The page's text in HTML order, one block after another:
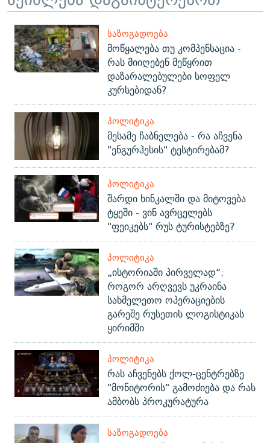
ᲡᲐᲖᲝᲒᲐᲓᲝᲔᲑᲐ
მოწყალება თუ კომპენსაცია -
რას მიიღებენ მეწყრით
დაზარალებულები სოფელ
კურსებიდან?
ᲞᲝᲚᲘᲢᲘᲙᲐ
მესამე ჩაბნელება - რა აჩვენა
"ენგურჰესის" ტესტირებამ?
ᲞᲝᲚᲘᲢᲘᲙᲐ
შარდი ხინკალში და მიტოვება
ტყეში - ვინ ავრცელებს
"ფეიკებს" რუს ტურისტებზე?
ᲞᲝᲚᲘᲢᲘᲙᲐ
„ისტორიაში პირველად“:
როგორ არღვევს უკრაინა
სახმელეთო ოპერაციების
გარეშე რუსეთის ლოგისტიკას
ყირიმში
ᲞᲝᲚᲘᲢᲘᲙᲐ
რას აჩვენებს ქოლ-ცენტრებზე
"მონიტორის" გამოძიება და რას
ამბობს პროკურატურა
ᲡᲐᲖᲝᲒᲐᲓᲝᲔᲑᲐ